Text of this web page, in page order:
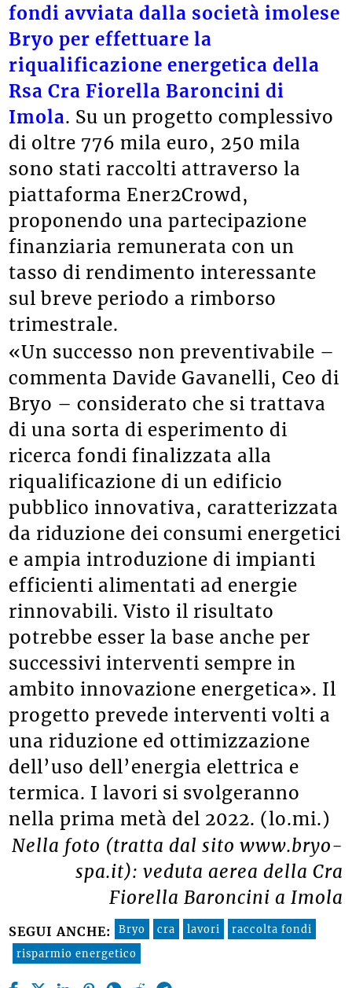
fondi avviata dalla società imolese
Bryo per effettuare la
riqualificazione energetica della
Rsa Cra Fiorella Baroncini di
Imola. Su un progetto complessivo
di oltre 776 mila euro, 250 mila
sono stati raccolti attraverso la
piattaforma Ener2Crowd,
proponendo una partecipazione
finanziaria remunerata con un
tasso di rendimento interessante
sul breve periodo a rimborso
trimestrale.
«Un successo non preventivabile –
commenta Davide Gavanelli, Ceo di
Bryo – considerato che si trattava
di una sorta di esperimento di
ricerca fondi finalizzata alla
riqualificazione di un edificio
pubblico innovativa, caratterizzata
da riduzione dei consumi energetici
e ampia introduzione di impianti
efficienti alimentati ad energie
rinnovabili. Visto il risultato
potrebbe esser la base anche per
successivi interventi sempre in
ambito innovazione energetica». Il
progetto prevede interventi volti a
una riduzione ed ottimizzazione
dell’uso dell’energia elettrica e
termica. I lavori si svolgeranno
nella prima metà del 2022. (lo.mi.)
Nella foto (tratta dal sito www.bryo-
spa.it): veduta aerea della Cra
Fiorella Baroncini a Imola
SEGUI ANCHE: Bryo cra lavori
raccolta fondi
risparmio energetico